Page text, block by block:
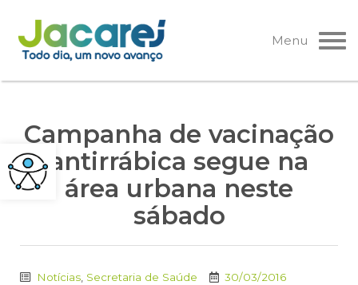
Pular
para
o
Menu
Campanha de vacinação
antirrábica segue na
área urbana neste
sábado
Notícias Secretaria de Saúde 30/03/2016